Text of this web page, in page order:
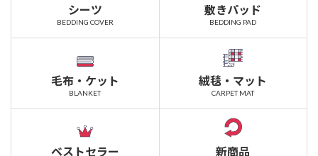
シーツ
BEDDING COVER
敷きパッド
BEDDING PAD
毛布・ケット
BLANKET
絨毯・マット
CARPET MAT
ベストセラー 新商品